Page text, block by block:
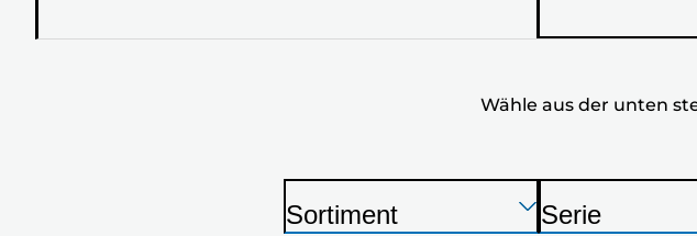
Wähle aus der unten
Sortiment
Drücken
Serie
Drücken